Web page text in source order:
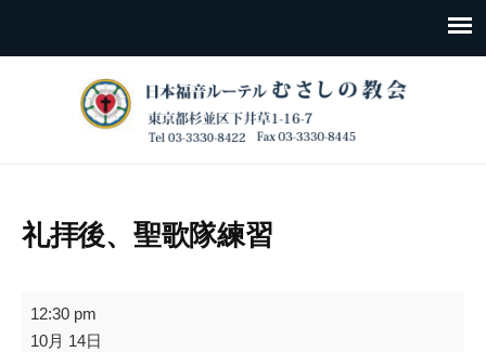
礼拝後、聖歌隊練習
礼
拝
12:30 pm
10月 14日